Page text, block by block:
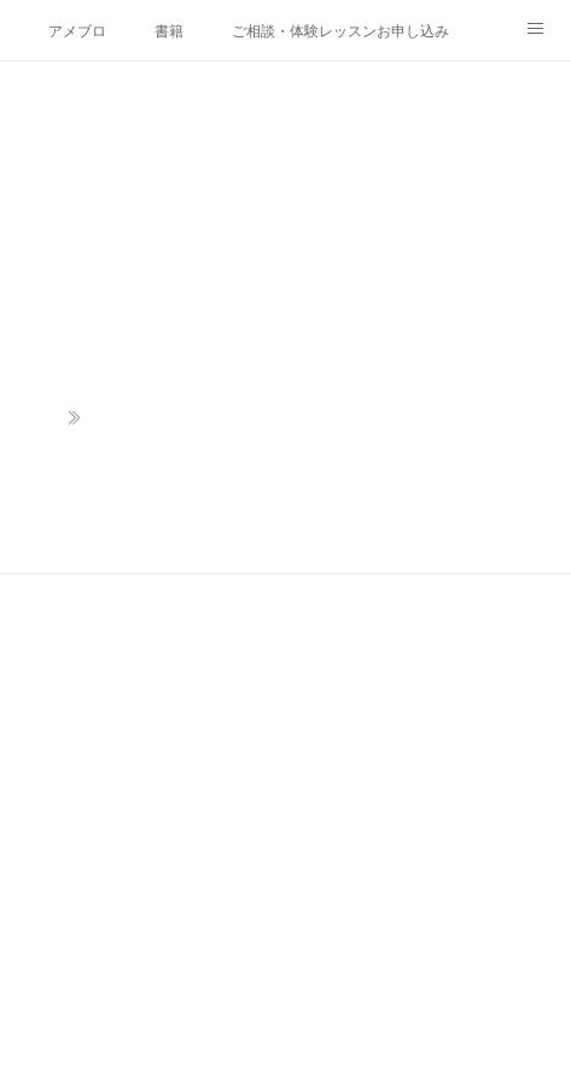
アメブロ 書籍 ご相談・体験レッスンお申し込み